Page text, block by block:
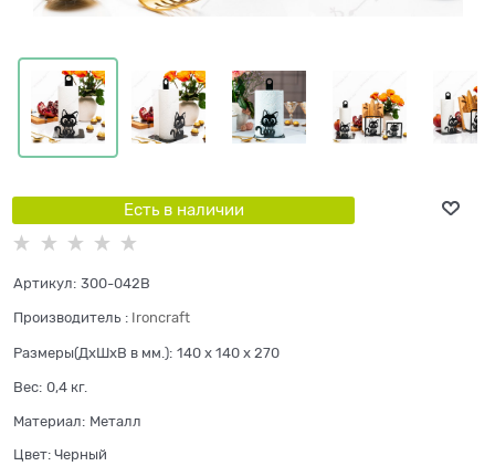
Есть в наличии
Артикул: 300-042B
Производитель : Ironcraft
Размеры(ДхШхВ в мм.): 140 x 140 x 270
Вес: 0,4 кг.
Материал: Металл
Цвет: Черный